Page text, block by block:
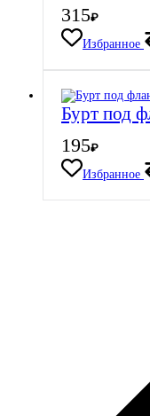
315₽
Избранное
Бурт под
195₽
Избранное